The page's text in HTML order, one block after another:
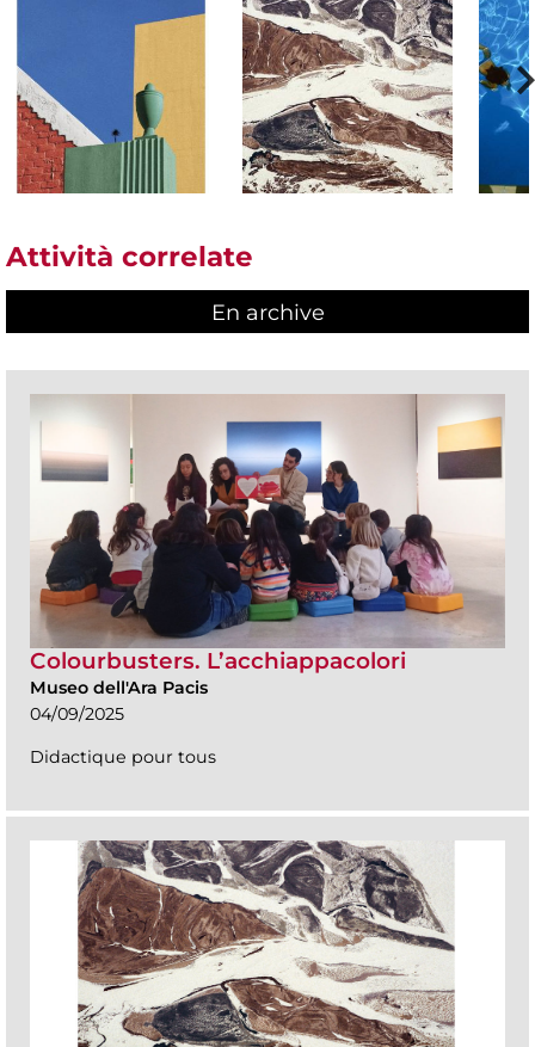
Attività correlate
En archive
Colourbusters. L’acchiappacolori
Museo dell'Ara Pacis
04/09/2025
Didactique pour tous